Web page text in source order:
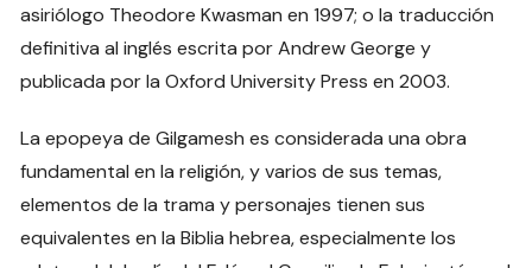
asiriólogo Theodore Kwasman en 1997; o la traducción
definitiva al inglés escrita por Andrew George y
publicada por la Oxford University Press en 2003.
La epopeya de Gilgamesh es considerada una obra
fundamental en la religión, y varios de sus temas,
elementos de la trama y personajes tienen sus
equivalentes en la Biblia hebrea, especialmente los